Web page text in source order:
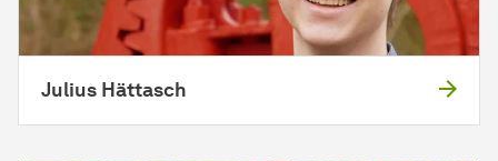
Julius Hättasch